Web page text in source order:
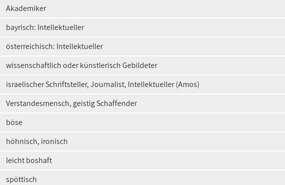
Akademiker
bayrisch: Intellektueller
österreichisch: Intellektueller
wissenschaftlich oder künstlerisch Gebildeter
israelischer Schriftsteller, Journalist, Intellektueller (Amos)
Verstandesmensch, geistig Schaffender
böse
höhnisch, ironisch
leicht boshaft
spöttisch